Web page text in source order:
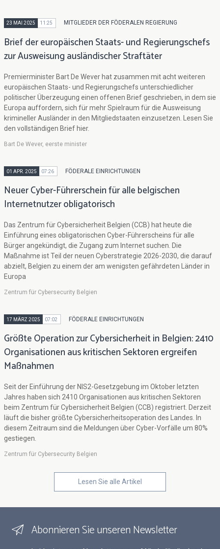
23 MAI 2025 11:25 MITGLIEDER DER FÖDERALEN REGIERUNG
Brief der europäischen Staats- und Regierungschefs
zur Ausweisung ausländischer Straftäter
Premierminister Bart De Wever hat zusammen mit acht weiteren
europäischen Staats- und Regierungschefs unterschiedlicher
politischer Überzeugung einen offenen Brief geschrieben, in dem sie
Europa auffordern, sich für mehr Spielraum für die Ausweisung
krimineller Ausländer in den Mitgliedstaaten einzusetzen. Lesen Sie
den vollständigen Brief hier.
Bart De Wever, eerste minister
01 APR. 2025 07:26 FÖDERALE EINRICHTUNGEN
Neuer Cyber-Führerschein für alle belgischen
Internetnutzer obligatorisch
Das Zentrum für Cybersicherheit Belgien (CCB) hat heute die
Einführung eines obligatorischen Cyber-Führerscheins für alle
Bürger angekündigt, die Zugang zum Internet suchen. Die
Maßnahme ist Teil der neuen Cyberstrategie 2026-2030, die darauf
abzielt, Belgien zu einem der am wenigsten gefährdeten Länder in
Europa
Zentrum für Cybersecurity Belgien
17 MÄRZ 2025 07:02 FÖDERALE EINRICHTUNGEN
Größte Operation zur Cybersicherheit in Belgien: 2410
Organisationen aus kritischen Sektoren ergreifen
Maßnahmen
Seit der Einführung der NIS2-Gesetzgebung im Oktober letzten
Jahres haben sich 2410 Organisationen aus kritischen Sektoren
beim Zentrum für Cybersicherheit Belgien (CCB) registriert. Derzeit
läuft die bisher größte Cybersicherheitsoperation des Landes. In
diesem Zeitraum sind die Meldungen über Cyber-Vorfälle um 80%
gestiegen.
Zentrum für Cybersecurity Belgien
Lesen Sie alle Artikel
Abonnieren Sie unseren Newsletter